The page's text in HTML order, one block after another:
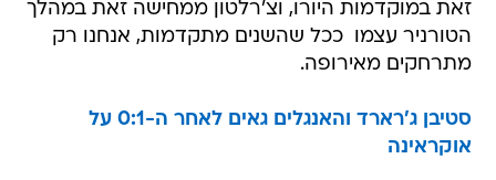
זאת במוקדמות היורו, וצ'רלטון ממחישה זאת במהלך
הטורניר עצמו  ככל שהשנים מתקדמות, אנחנו רק
מתרחקים מאירופה.
סטיבן ג'רארד והאנגלים גאים לאחר ה-0:1 על
אוקראינה